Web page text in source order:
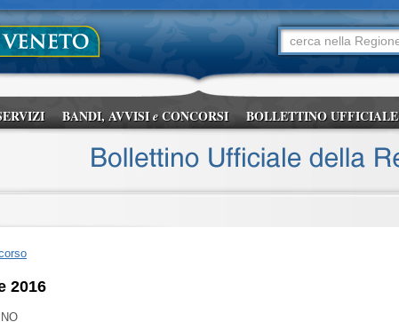
BANDI, AVVISIeCONCORSI BOLLETTINO UFFICIALE
2016